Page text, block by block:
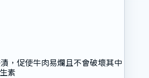
，促使牛肉易爛且不會破壞其中
素